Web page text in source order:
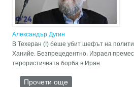
Александър Дугин
В Техеран (!) беше убит шефът на
Ханийе. Безпрецедентно. Израел
терористичната борба в Иран.
Прочети още